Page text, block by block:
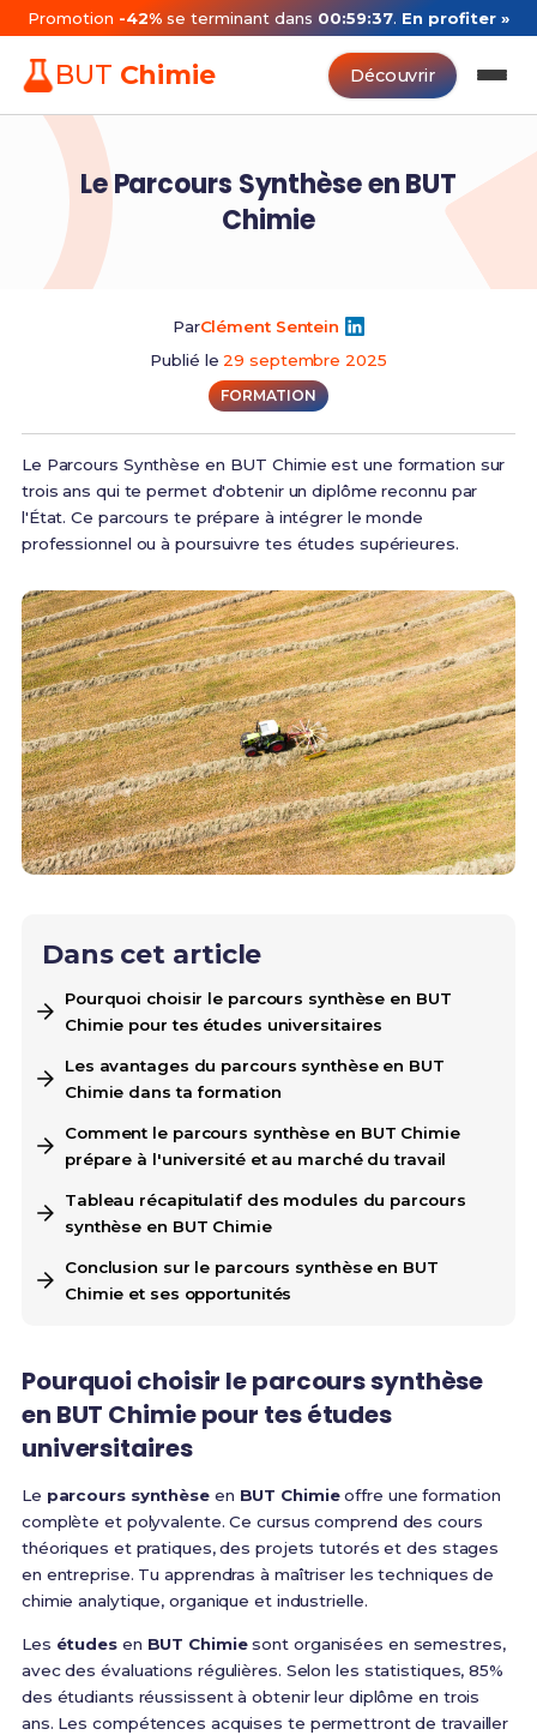
Promotion -42% se terminant dans 00:59:37. En profiter »
BUT Chimie Découvrir
Le Parcours Synthèse en BUT
Chimie
ParClément Sentein
Publié le 29 septembre 2025
FORMATION
Le Parcours Synthèse en BUT Chimie est une formation sur
trois ans qui te permet d'obtenir un diplôme reconnu par
l'État. Ce parcours te prépare à intégrer le monde
professionnel ou à poursuivre tes études supérieures.
Dans cet article
Pourquoi choisir le parcours synthèse en BUT
Chimie pour tes études universitaires
Les avantages du parcours synthèse en BUT
Chimie dans ta formation
Comment le parcours synthèse en BUT Chimie
prépare à l'université et au marché du travail
Tableau récapitulatif des modules du parcours
synthèse en BUT Chimie
Conclusion sur le parcours synthèse en BUT
Chimie et ses opportunités
Pourquoi choisir le parcours synthèse
en BUT Chimie pour tes études
universitaires
Le parcours synthèseen BUT Chimieoffre une formation
complète et polyvalente. Ce cursus comprend des cours
théoriques et pratiques, des projets tutorés et des stages
en entreprise. Tu apprendras à maîtriser les techniques de
chimie analytique, organique et industrielle.
Les étudesen BUT Chimiesont organisées en semestres,
avec des évaluations régulières. Selon les statistiques, 85%
des étudiants réussissent à obtenir leur diplôme en trois
ans. Les compétences acquises te permettront de travailler